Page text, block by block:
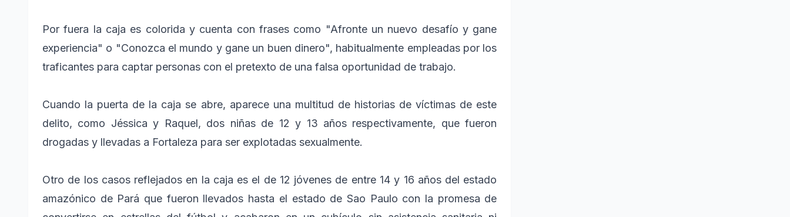
Por fuera la caja es colorida y cuenta con frases como "Afronte un nuevo desafío y gane
experiencia" o "Conozca el mundo y gane un buen dinero", habitualmente empleadas por los
traficantes para captar personas con el pretexto de una falsa oportunidad de trabajo.
Cuando la puerta de la caja se abre, aparece una multitud de historias de víctimas de este
delito, como Jéssica y Raquel, dos niñas de 12 y 13 años respectivamente, que fueron
drogadas y llevadas a Fortaleza para ser explotadas sexualmente.
Otro de los casos reflejados en la caja es el de 12 jóvenes de entre 14 y 16 años del estado
amazónico de Pará que fueron llevados hasta el estado de Sao Paulo con la promesa de